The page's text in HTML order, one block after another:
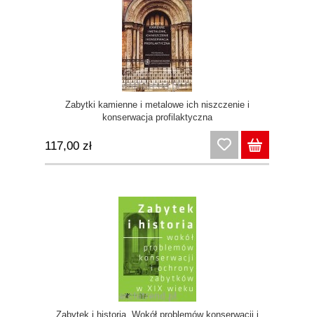
Zabytki kamienne i metalowe ich niszczenie i
konserwacja profilaktyczna
117,00 zł
Zabytek i historia. Wokół problemów konserwacji i